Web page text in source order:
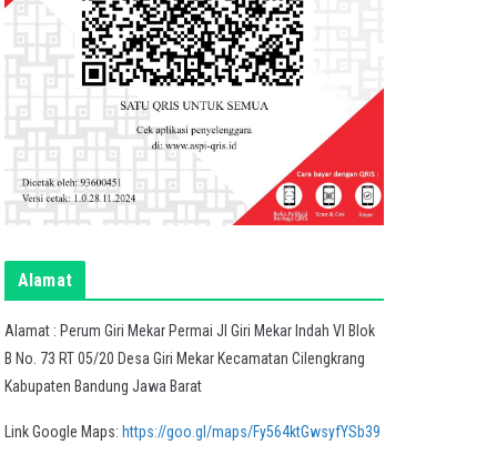
Alamat
Alamat : Perum Giri Mekar Permai Jl Giri Mekar Indah VI Blok
B No. 73 RT 05/20 Desa Giri Mekar Kecamatan Cilengkrang
Kabupaten Bandung Jawa Barat
Link Google Maps: https://goo.gl/maps/Fy564ktGwsyfYSb39